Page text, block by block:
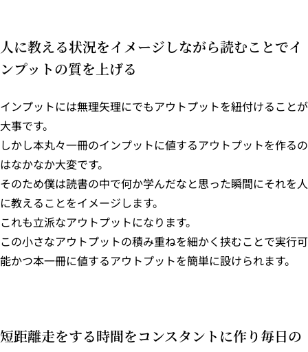
人に教える状況をイメージしながら読むことでイ
ンプットの質を上げる
インプットには無理矢理にでもアウトプットを紐付けることが
大事です。
しかし本丸々一冊のインプットに値するアウトプットを作るの
はなかなか大変です。
そのため僕は読書の中で何か学んだなと思った瞬間にそれを人
に教えることをイメージします。
これも立派なアウトプットになります。
この小さなアウトプットの積み重ねを細かく挟むことで実行可
能かつ本一冊に値するアウトプットを簡単に設けられます。
短距離走をする時間をコンスタントに作り毎日の